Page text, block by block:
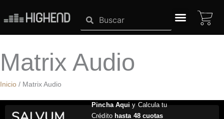
contenido
Matrix Audio
Inicio / Matrix Audio
Pincha Aquiy Calcula tu
Crédito hasta 48 cuotas